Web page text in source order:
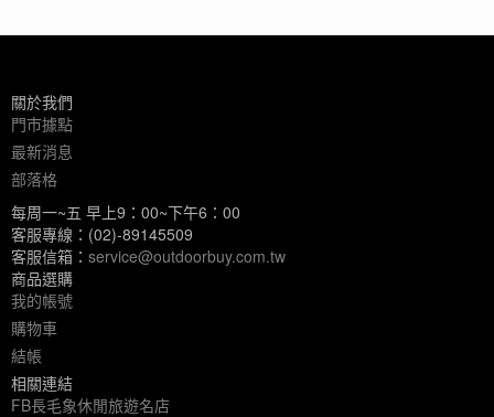
關於我們
門市據點
最新消息
部落格
每周一~五 早上9：00~下午6：00
客服專線：(02)-89145509
客服信箱： service@outdoorbuy.com.tw
商品選購
我的帳號
購物車
結帳
相關連結
FB長毛象休閒旅遊名店